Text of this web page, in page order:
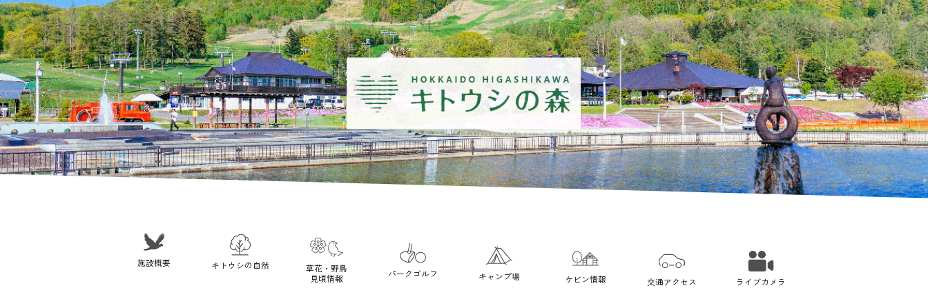
施設概要 キトウシの自然
草花・野鳥
見頃情報
パークゴルフ キャンプ場 ケビン情報 交通アクセス ライブカメラ